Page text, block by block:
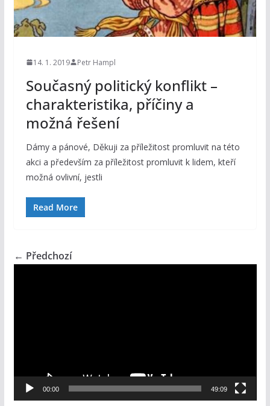
14. 1. 2019 Petr Hampl
Současný politický konflikt –
charakteristika, příčiny a
možná řešení
Dámy a pánové, Děkuji za příležitost promluvit na této
akci a především za příležitost promluvit k lidem, kteří
možná ovlivní, jestli
Read More
← Předchozí
e
00:00 49:09